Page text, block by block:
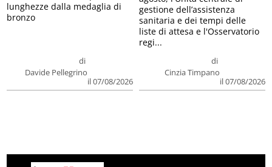
di
Davide Pellegrino
il 07/08/2026
lunghezze dalla medaglia di
bronzo
di
Cinzia Timpano
il 07/08/2026
gestione dell’assistenza
sanitaria e dei tempi delle
liste di attesa e l'Osservatorio
regi...